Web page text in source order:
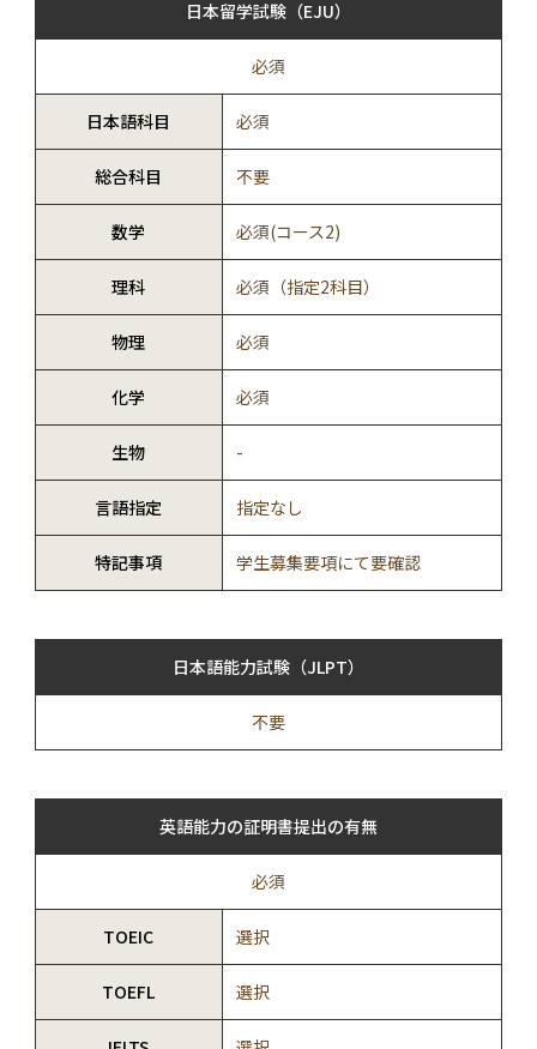
日本留学試験（EJU）
必須
日本語科目 必須
総合科目 不要
数学 必須(コース2)
理科 必須（指定2科目）
物理 必須
化学 必須
生物 -
言語指定 指定なし
特記事項 学生募集要項にて要確認
日本語能力試験（JLPT）
不要
英語能力の証明書提出の有無
必須
TOEIC 選択
TOEFL 選択